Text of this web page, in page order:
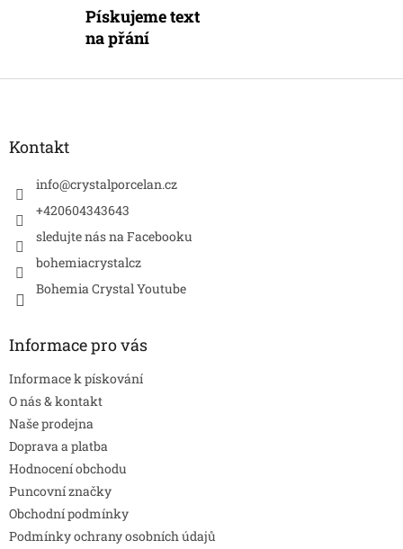
Pískujeme text
na přání
Kontakt
info@crystalporcelan.cz
+420604343643
sledujte nás na Facebooku
bohemiacrystalcz
Bohemia Crystal Youtube
Informace pro vás
Informace k pískování
O nás & kontakt
Naše prodejna
Doprava a platba
Hodnocení obchodu
Puncovní značky
Obchodní podmínky
Podmínky ochrany osobních údajů